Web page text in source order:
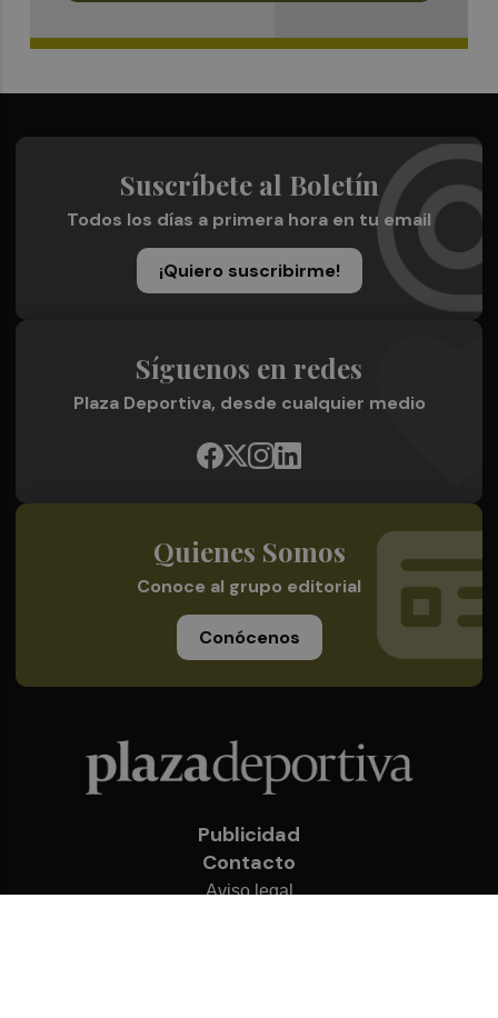
Suscríbete al Boletín
Todos los días a primera hora en tu email
¡Quiero suscribirme!
Síguenos en redes
Plaza Deportiva, desde cualquier medio
Quienes Somos
Conoce al grupo editorial
Conócenos
Publicidad
Contacto
Aviso legal